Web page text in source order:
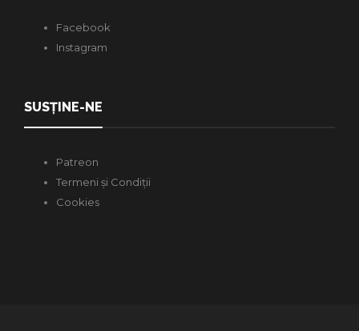
Facebook
Instagram
SUSȚINE-NE
Patreon
Termeni și Condiții
Cookies